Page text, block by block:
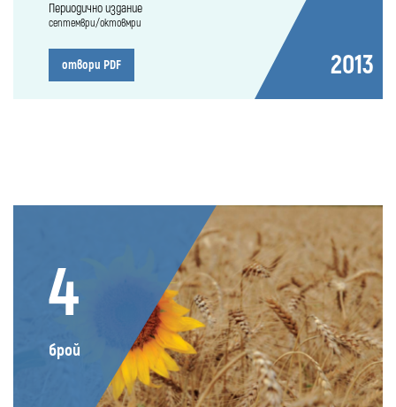
Периодично издание
септември/октовмри
отвори PDF 2013
4
брой